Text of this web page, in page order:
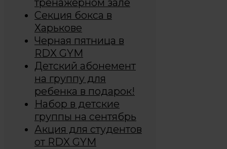
тренажерном зале
Секция бокса в
Харькове
Черная пятница в
RDX GYM
Детский абонемент
на группу для
ребенка в подарок!
Набор в детские
группы на сентябрь
Акция для студентов
от RDX GYM